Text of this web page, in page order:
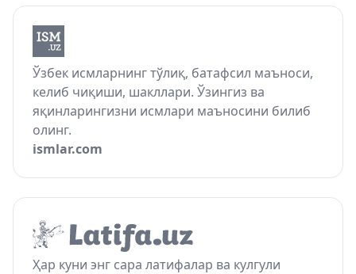
Ўзбек исмларнинг тўлиқ, батафсил маъноси,
келиб чиқиши, шакллари. Ўзингиз ва
яқинларингизни исмлари маъносини билиб
олинг.
ismlar.com
Ҳар куни энг сара латифалар ва кулгули